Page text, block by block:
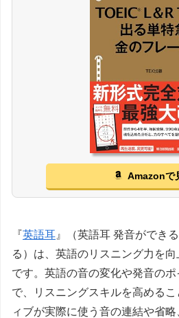
Amazonで
『英語耳 』（英語耳 発音ができ
る）は、英語のリスニング力を
です。英語の音の変化や発音の
で、リスニングスキルを高める
ィブが実際に使う音の連結や省